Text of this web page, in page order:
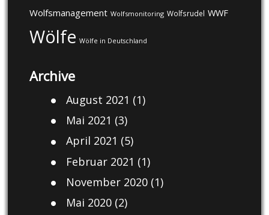
Wolfsmanagement Wolfsmonitoring Wolfsrudel WWF
Wölfe Wölfe in Deutschland
Archive
August 2021 (1)
Mai 2021 (3)
April 2021 (5)
Februar 2021 (1)
November 2020(1)
Mai 2020(2)